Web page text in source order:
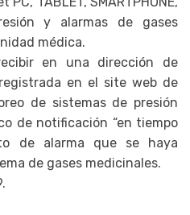
y alarmas de gases
médica.
en una dirección de
en el site web de
de sistemas de presión
de notificación “en tiempo
de alarma que se haya
de gases medicinales.